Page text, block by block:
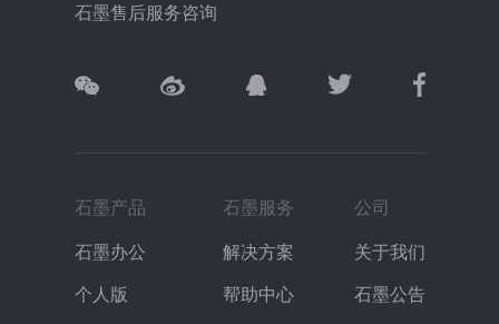
石墨售后服务咨询
石墨产品
石墨办公
个人版
石墨服务
解决方案
帮助中心
公司
关于我们
石墨公告